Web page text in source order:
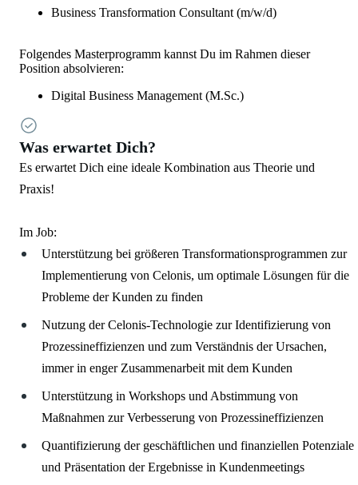
Business Transformation Consultant (m/w/d)
Folgendes Masterprogramm kannst Du im Rahmen dieser
Position absolvieren:
Digital Business Management (M.Sc.)
Was erwartet Dich?
Es erwartet Dich eine ideale Kombination aus Theorie und
Praxis!
Im Job:
Unterstützung bei größeren Transformationsprogrammen zur
Implementierung von Celonis, um optimale Lösungen für die
Probleme der Kunden zu finden
Nutzung der Celonis-Technologie zur Identifizierung von
Prozessineffizienzen und zum Verständnis der Ursachen,
immer in enger Zusammenarbeit mit dem Kunden
Unterstützung in Workshops und Abstimmung von
Maßnahmen zur Verbesserung von Prozessineffizienzen
Quantifizierung der geschäftlichen und finanziellen Potenziale
und Präsentation der Ergebnisse in Kundenmeetings